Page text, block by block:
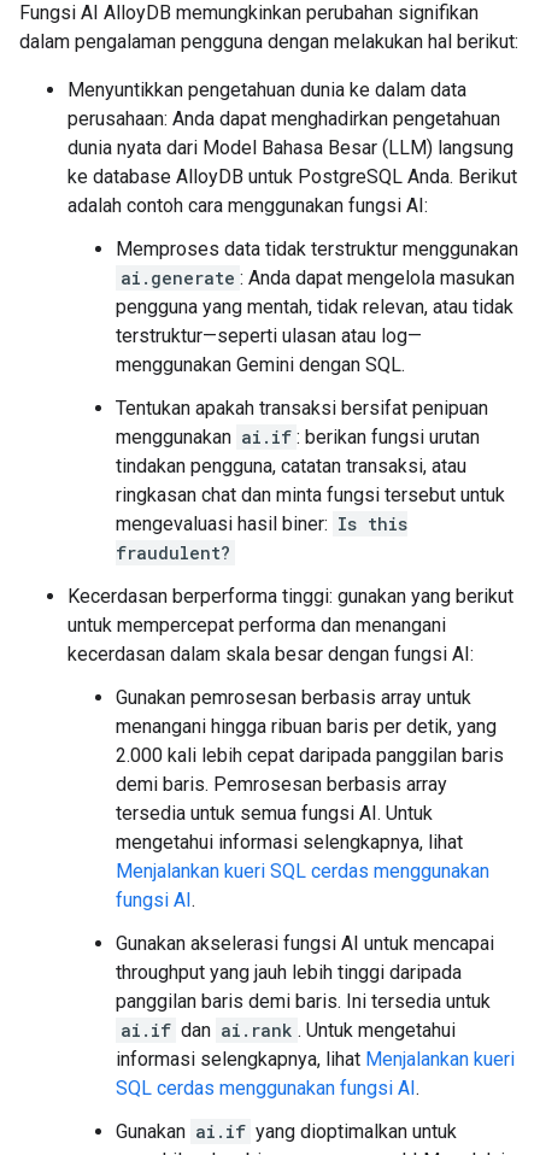
Fungsi AI AlloyDB memungkinkan perubahan signifikan
dalam pengalaman pengguna dengan melakukan hal berikut:
Menyuntikkan pengetahuan dunia ke dalam data
perusahaan: Anda dapat menghadirkan pengetahuan
dunia nyata dari Model Bahasa Besar (LLM) langsung
ke database AlloyDB untuk PostgreSQL Anda. Berikut
adalah contoh cara menggunakan fungsi AI:
Memproses data tidak terstruktur menggunakan
ai.generate : Anda dapat mengelola masukan
pengguna yang mentah, tidak relevan, atau tidak
terstruktur—seperti ulasan atau log—
menggunakan Gemini dengan SQL.
Tentukan apakah transaksi bersifat penipuan
menggunakan ai.if : berikan fungsi urutan
tindakan pengguna, catatan transaksi, atau
ringkasan chat dan minta fungsi tersebut untuk
mengevaluasi hasil biner: Is this
fraudulent?
Kecerdasan berperforma tinggi: gunakan yang berikut
untuk mempercepat performa dan menangani
kecerdasan dalam skala besar dengan fungsi AI:
Gunakan pemrosesan berbasis array untuk
menangani hingga ribuan baris per detik, yang
2.000 kali lebih cepat daripada panggilan baris
demi baris. Pemrosesan berbasis array
tersedia untuk semua fungsi AI. Untuk
mengetahui informasi selengkapnya, lihat
Menjalankan kueri SQL cerdas menggunakan
fungsi AI .
Gunakan akselerasi fungsi AI untuk mencapai
throughput yang jauh lebih tinggi daripada
panggilan baris demi baris. Ini tersedia untuk
ai.if dan ai.rank . Untuk mengetahui
informasi selengkapnya, lihat Menjalankan kueri
SQL cerdas menggunakan fungsi AI .
Gunakan ai.if yang dioptimalkan untuk